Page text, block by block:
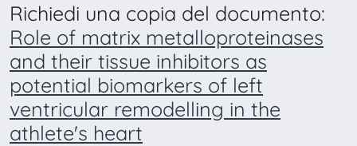
Richiedi una copia del documento:
Role of matrix metalloproteinases
and their tissue inhibitors as
potential biomarkers of left
ventricular remodelling in the
athlete's heart